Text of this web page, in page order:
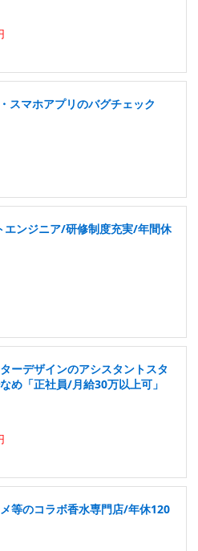
スマホアプリのバグチェック
ンジニア/研修制度充実/年間休
ーデザインのアシスタントスタ
め「正社員/月給30万以上可」
等のコラボ香水専門店/年休120